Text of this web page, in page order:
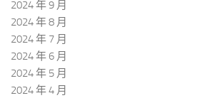
2024 年 9 月
2024 年 8 月
2024 年 7 月
2024 年 6 月
2024 年 5 月
2024 年 4 月